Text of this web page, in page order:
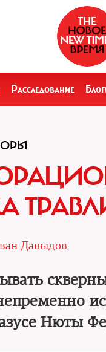
Расследование
Давыдов
Нюты